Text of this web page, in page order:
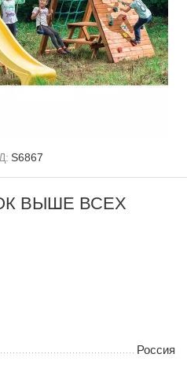
S6867
ВЫШЕ ВСЕХ
Россия